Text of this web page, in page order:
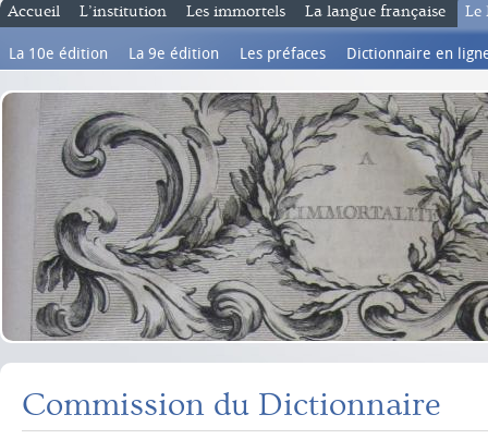
Accueil L’institution Les immortels La langue française Le
La 10e édition La 9e édition Les préfaces Dictionnaire en
Commission du Dictionnaire